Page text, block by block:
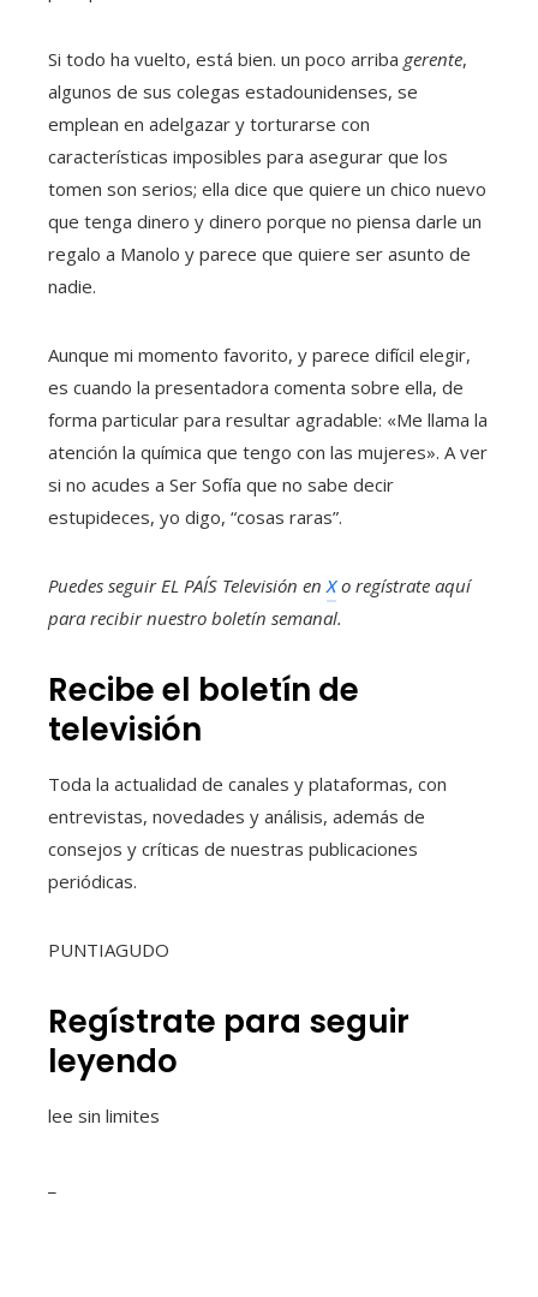
Si todo ha vuelto, está bien. un poco arriba gerente,
algunos de sus colegas estadounidenses, se
emplean en adelgazar y torturarse con
características imposibles para asegurar que los
tomen son serios; ella dice que quiere un chico nuevo
que tenga dinero y dinero porque no piensa darle un
regalo a Manolo y parece que quiere ser asunto de
nadie.
Aunque mi momento favorito, y parece difícil elegir,
es cuando la presentadora comenta sobre ella, de
forma particular para resultar agradable: «Me llama la
atención la química que tengo con las mujeres». A ver
si no acudes a Ser Sofía que no sabe decir
estupideces, yo digo, “cosas raras”.
Puedes seguir EL PAÍS Televisión enXo regístrate aquí
para recibirnuestro boletín semanal.
Recibe el boletín de
televisión
Toda la actualidad de canales y plataformas, con
entrevistas, novedades y análisis, además de
consejos y críticas de nuestras publicaciones
periódicas.
PUNTIAGUDO
Regístrate para seguir
leyendo
lee sin limites